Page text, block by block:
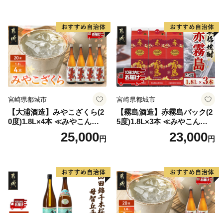
宮崎県都城市
【大浦酒造】みやこざくら(2
0度)1.8L×4本 ≪みやこんじょ
特急便≫_AD-077125,000円
宮崎県都城市
【霧島酒造】赤霧島パック(2
5度)1.8L×3本 ≪みやこんじょ
特急便≫_23-07-K03P-1800-3
23,000円